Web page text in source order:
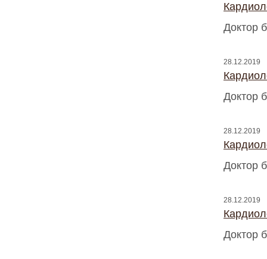
Доктор
28.12.2019
Доктор
28.12.2019
Доктор
28.12.2019
Доктор